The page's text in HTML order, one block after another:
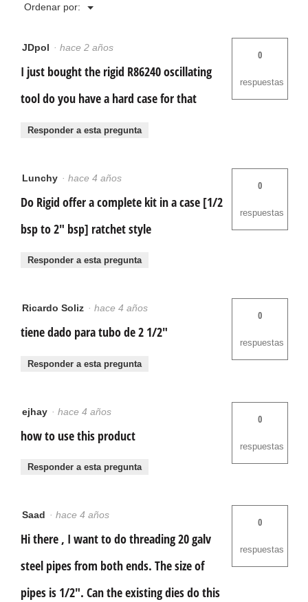
Ordenar por: ▼
Menú
JDpol · hace 2 años
I just bought the rigid R86240 oscillating
tool do you have a hard case for that
0
respuestas
Responder a esta pregunta
Lunchy · hace 4 años
Do Rigid offer a complete kit in a case [1/2
bsp to 2" bsp] ratchet style
0
respuestas
Responder a esta pregunta
Ricardo Soliz · hace 4 años
tiene dado para tubo de 2 1/2"
0
respuestas
Responder a esta pregunta
ejhay · hace 4 años
how to use this product
0
respuestas
Responder a esta pregunta
Saad · hace 4 años
Hi there , I want to do threading 20 galv
steel pipes from both ends. The size of
pipes is 1/2". Can the existing dies do this
0
respuestas